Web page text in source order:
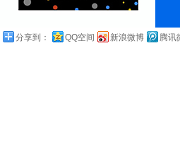
分享到： QQ空间 新浪微博 腾讯